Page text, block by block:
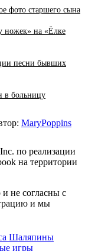
фото старшего сына
ножек» на «Ёлке
песни бывших
в больницу
MaryPoppins
по реализации
на территории
не согласны с
и мы
Шаляпины
игры